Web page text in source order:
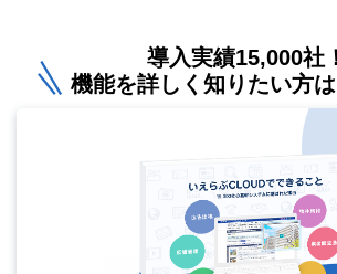
導入実績15,000社！
機能を詳しく知りたい方は